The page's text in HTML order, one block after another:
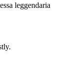
leggendaria